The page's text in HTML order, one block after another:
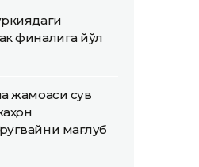
финалига йўл
жамоаси сув
мағлуб